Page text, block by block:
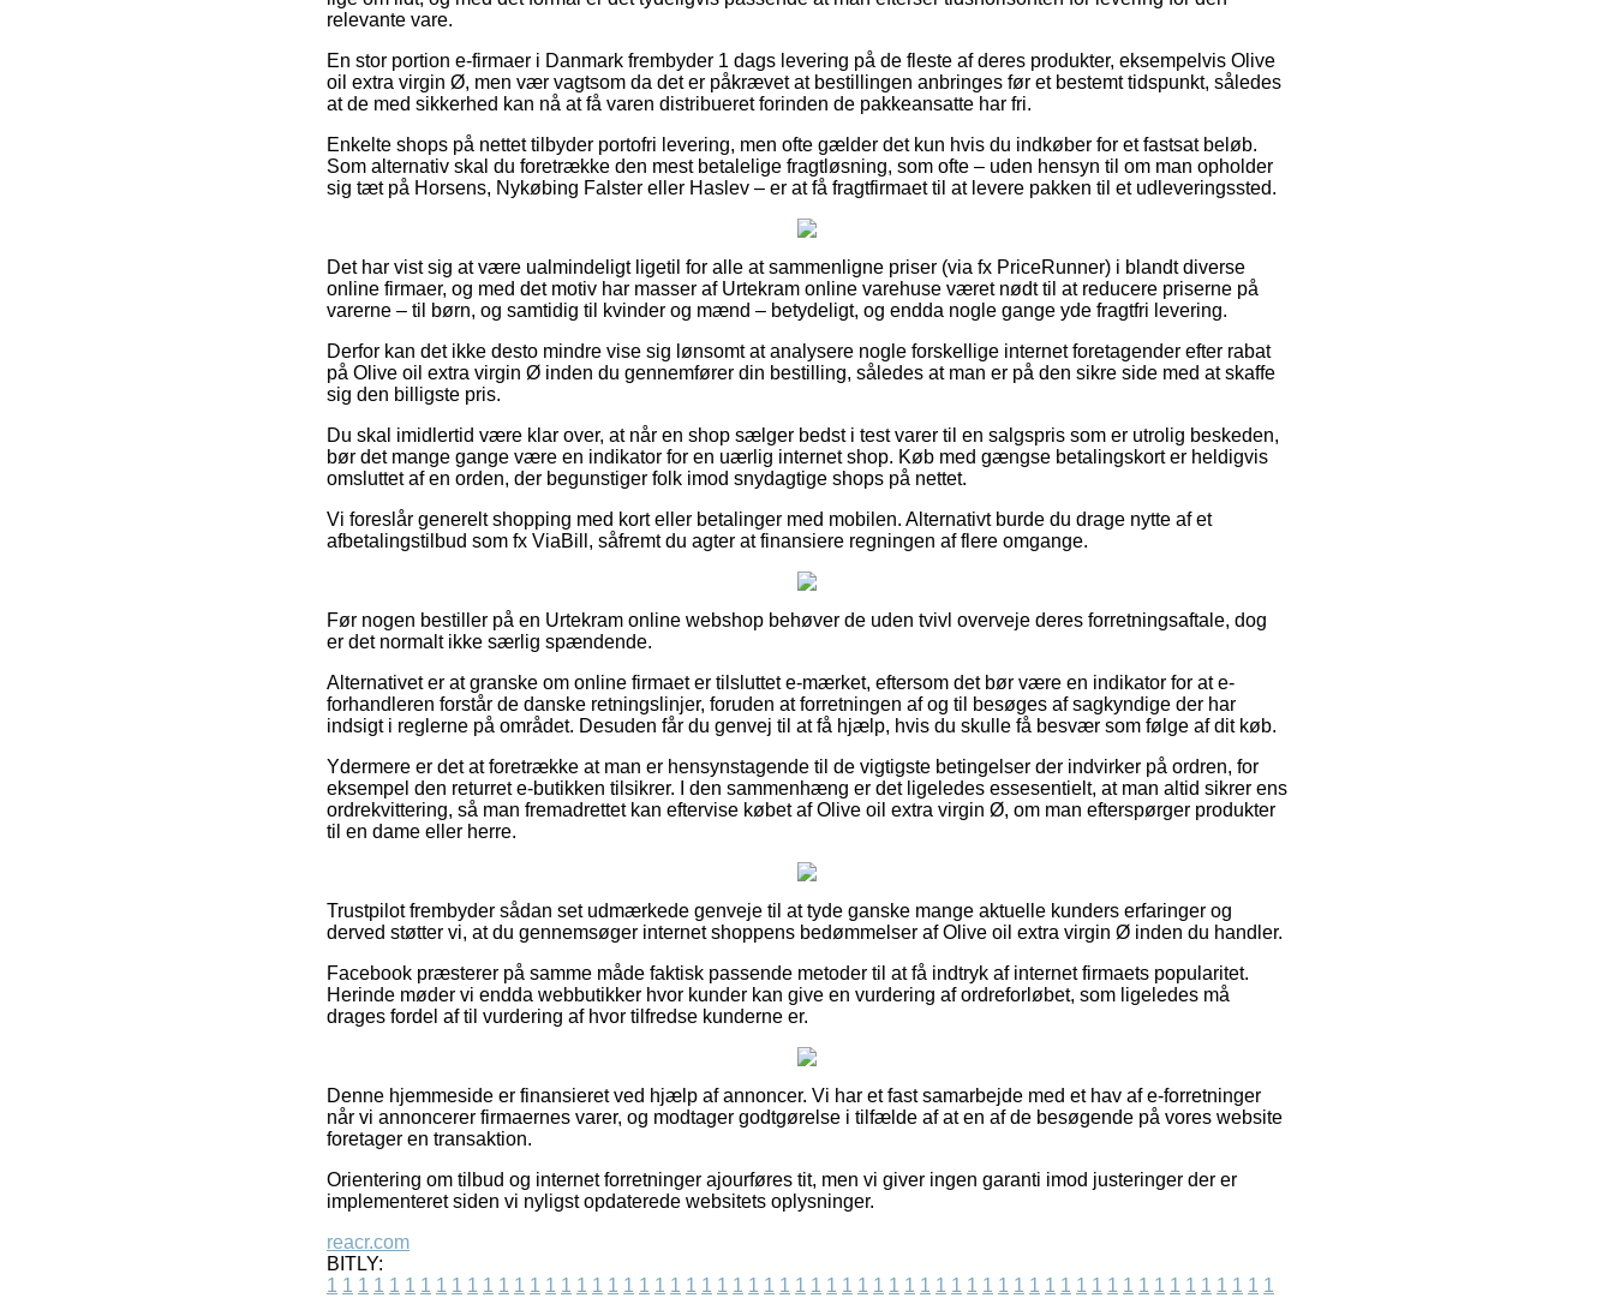
relevante vare.
En stor portion e-firmaer i Danmark frembyder 1 dags levering på de fleste af deres produkter, eksempelvis Olive
oil extra virgin Ø, men vær vagtsom da det er påkrævet at bestillingen anbringes før et bestemt tidspunkt, således
at de med sikkerhed kan nå at få varen distribueret forinden de pakkeansatte har fri.
Enkelte shops på nettet tilbyder portofri levering, men ofte gælder det kun hvis du indkøber for et fastsat beløb.
Som alternativ skal du foretrække den mest betalelige fragtløsning, som ofte – uden hensyn til om man opholder
sig tæt på Horsens, Nykøbing Falster eller Haslev – er at få fragtfirmaet til at levere pakken til et udleveringssted.
Det har vist sig at være ualmindeligt ligetil for alle at sammenligne priser (via fx PriceRunner) i blandt diverse
online firmaer, og med det motiv har masser af Urtekram online varehuse været nødt til at reducere priserne på
varerne – til børn, og samtidig til kvinder og mænd – betydeligt, og endda nogle gange yde fragtfri levering.
Derfor kan det ikke desto mindre vise sig lønsomt at analysere nogle forskellige internet foretagender efter rabat
på Olive oil extra virgin Ø inden du gennemfører din bestilling, således at man er på den sikre side med at skaffe
sig den billigste pris.
Du skal imidlertid være klar over, at når en shop sælger bedst i test varer til en salgspris som er utrolig beskeden,
bør det mange gange være en indikator for en uærlig internet shop. Køb med gængse betalingskort er heldigvis
omsluttet af en orden, der begunstiger folk imod snydagtige shops på nettet.
Vi foreslår generelt shopping med kort eller betalinger med mobilen. Alternativt burde du drage nytte af et
afbetalingstilbud som fx ViaBill, såfremt du agter at finansiere regningen af flere omgange.
Før nogen bestiller på en Urtekram online webshop behøver de uden tvivl overveje deres forretningsaftale, dog
er det normalt ikke særlig spændende.
Alternativet er at granske om online firmaet er tilsluttet e-mærket, eftersom det bør være en indikator for at e-
forhandleren forstår de danske retningslinjer, foruden at forretningen af og til besøges af sagkyndige der har
indsigt i reglerne på området. Desuden får du genvej til at få hjælp, hvis du skulle få besvær som følge af dit køb.
Ydermere er det at foretrække at man er hensynstagende til de vigtigste betingelser der indvirker på ordren, for
eksempel den returret e-butikken tilsikrer. I den sammenhæng er det ligeledes essesentielt, at man altid sikrer ens
ordrekvittering, så man fremadrettet kan eftervise købet af Olive oil extra virgin Ø, om man efterspørger produkter
til en dame eller herre.
Trustpilot frembyder sådan set udmærkede genveje til at tyde ganske mange aktuelle kunders erfaringer og
derved støtter vi, at du gennemsøger internet shoppens bedømmelser af Olive oil extra virgin Ø inden du handler.
Facebook præsterer på samme måde faktisk passende metoder til at få indtryk af internet firmaets popularitet.
Herinde møder vi endda webbutikker hvor kunder kan give en vurdering af ordreforløbet, som ligeledes må
drages fordel af til vurdering af hvor tilfredse kunderne er.
Denne hjemmeside er finansieret ved hjælp af annoncer. Vi har et fast samarbejde med et hav af e-forretninger
når vi annoncerer firmaernes varer, og modtager godtgørelse i tilfælde af at en af de besøgende på vores website
foretager en transaktion.
Orientering om tilbud og internet forretninger ajourføres tit, men vi giver ingen garanti imod justeringer der er
implementeret siden vi nyligst opdaterede websitets oplysninger.
reacr.com
BITLY:
1 1 1 1 1 1 1 1 1 1 1 1 1 1 1 1 1 1 1 1 1 1 1 1 1 1 1 1 1 1 1 1 1 1 1 1 1 1 1 1 1 1 1 1 1 1 1 1 1 1 1 1 1 1 1 1 1 1 1 1 1